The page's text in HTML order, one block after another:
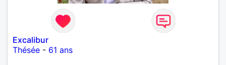
Excalibur
Thésée - 61 ans